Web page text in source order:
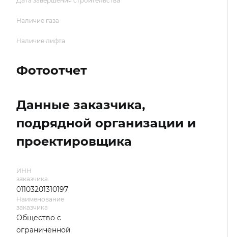
Наличие газа
Наличие лифта
Фотоотчет
Данные заказчика,
подрядной организации и
проектировщика
ИНН
заказчика
01103201310197
Наименование
заказчика
Общество с
ограниченной